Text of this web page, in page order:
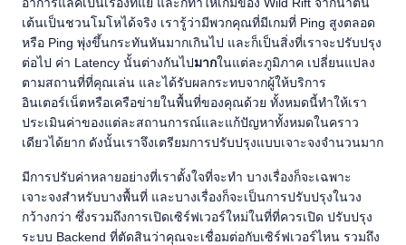
เต้นเป็นชวนโมโหได้จริง เรารู้ว่ามีพวกคุณที่มีเกมที่ Ping สูงตลอด
หรือ Ping พุ่งขึ้นกระทันหันมากเกินไป และก็เป็นสิ่งที่เราจะปรับปรุง
ต่อไป ค่า Latency นั้นต่างกันไปมากในแต่ละภูมิภาค เปลี่ยนแปลง
ตามสถานที่ที่คุณเล่น และได้รับผลกระทบจากผู้ให้บริการ
อินเตอร์เน็ตหรือเครือข่ายในพื้นที่ของคุณด้วย ทั้งหมดนี้ทำให้เรา
ประเมินค่าของแต่ละสถานการณ์และแก้ปัญหาทั้งหมดในคราว
เดียวได้ยาก ดังนั้นเราจึงเตรียมการปรับปรุงแบบเจาะจงจำนวนมาก
มีการปรับค่าหลายอย่างที่เราตั้งใจที่จะทำ บางเรื่องก็จะเฉพาะ
เจาะจงสำหรับบางพื้นที่ และบางเรื่องก็จะเป็นการปรับปรุงในวง
กว้างกว่า ซึ่งรวมถึงการเปิดเซิร์ฟเวอร์ใหม่ในที่ที่ควรเปิด ปรับปรุง
ระบบ Backend ที่ตัดสินว่าคุณจะเชื่อมต่อกับเซิร์ฟเวอร์ไหน รวมถึง